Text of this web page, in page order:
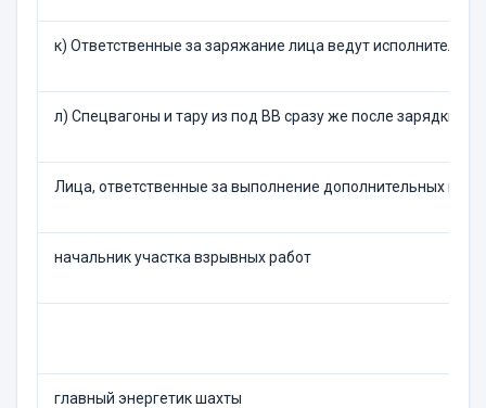
к) Ответственные за заряжание лица ведут
л) Спецвагоны и тару из под ВВ сразу же после зарядки
Лица, ответственные за выполнение дополнительных
начальник участка взрывных работ
главный энергетик шахты